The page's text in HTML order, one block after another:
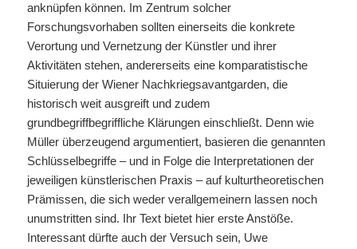
anknüpfen können. Im Zentrum solcher
Forschungsvorhaben sollten einerseits die konkrete
Verortung und Vernetzung der Künstler und ihrer
Aktivitäten stehen, andererseits eine komparatistische
Situierung der Wiener Nachkriegsavantgarden, die
historisch weit ausgreift und zudem
grundbegriffbegriffliche Klärungen einschließt. Denn wie
Müller überzeugend argumentiert, basieren die genannten
Schlüsselbegriffe – und in Folge die Interpretationen der
jeweiligen künstlerischen Praxis – auf kulturtheoretischen
Prämissen, die sich weder verallgemeinern lassen noch
unumstritten sind. Ihr Text bietet hier erste Anstöße.
Interessant dürfte auch der Versuch sein, Uwe